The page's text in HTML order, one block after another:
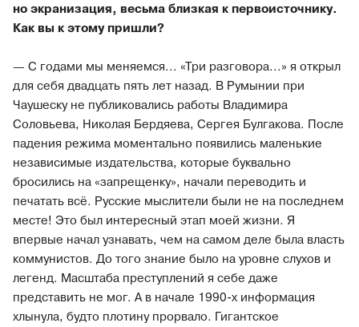
но экранизация, весьма близкая к первоисточнику.
Как вы к этому пришли?
— С годами мы меняемся... «Три разговора...» я открыл
для себя двадцать пять лет назад. В Румынии при
Чаушеску не публиковались работы Владимира
Соловьева, Николая Бердяева, Сергея Булгакова. После
падения режима моментально появились маленькие
независимые издательства, которые буквально
бросились на «запрещенку», начали переводить и
печатать всё. Русские мыслители были не на последнем
месте! Это был интересный этап моей жизни. Я
впервые начал узнавать, чем на самом деле была власть
коммунистов. До того знание было на уровне слухов и
легенд. Масштаба преступлений я себе даже
представить не мог. А в начале 1990-х информация
хлынула, будто плотину прорвало. Гигантское